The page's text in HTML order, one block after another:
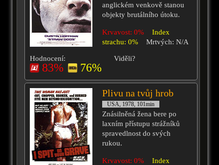
anglickém venkově stanou
objekty brutálního útoku.
Krvavost: 0%
Index
strachu: 0%
Mrtvých: N/A
Hodnocení:
83% 76%
Viděli?
Plivu na tvůj hrob
USA, 1978, 101min
Znásilněná žena bere po
laxním přístupu strážníků
spravedlnost do svých
rukou.
Krvavost: 0%
Index